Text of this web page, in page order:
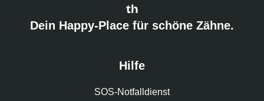
Dein Happy-Place für schöne Zähne.
Hilfe
SOS-Notfalldienst